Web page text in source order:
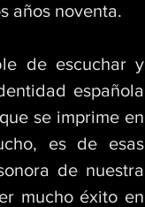
años noventa.
de escuchar y
española
se imprime en
es de esas
de nuestra
mucho éxito en